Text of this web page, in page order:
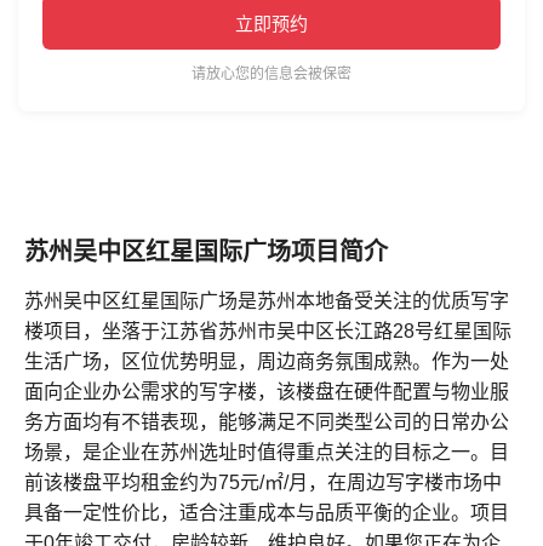
立即预约
请放心您的信息会被保密
苏州吴中区红星国际广场项目简介
苏州吴中区红星国际广场是苏州本地备受关注的优质写字
楼项目，坐落于江苏省苏州市吴中区长江路28号红星国际
生活广场，区位优势明显，周边商务氛围成熟。作为一处
面向企业办公需求的写字楼，该楼盘在硬件配置与物业服
务方面均有不错表现，能够满足不同类型公司的日常办公
场景，是企业在苏州选址时值得重点关注的目标之一。目
前该楼盘平均租金约为75元/㎡/月，在周边写字楼市场中
具备一定性价比，适合注重成本与品质平衡的企业。项目